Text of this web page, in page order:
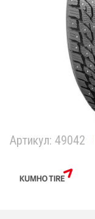
Артикул: 49042